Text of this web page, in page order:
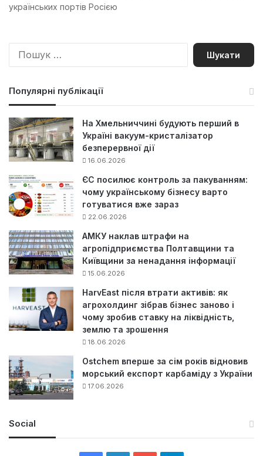
українських портів Росією
П
Популярні публікації
На Хмельниччині будують перший в
Україні вакуум-кристалізатор
безперервної дії
16.06.2026
ЄС посилює контроль за пакуванням:
чому українському бізнесу варто
готуватися вже зараз
22.06.2026
АМКУ наклав штрафи на
агропідприємства Полтавщини та
Київщини за ненадання інформації
15.06.2026
HarvEast після втрати активів: як
агрохолдинг зібрав бізнес заново і
чому зробив ставку на ліквідність,
землю та зрошення
18.06.2026
Ostchem вперше за сім років відновив
морський експорт карбаміду з України
17.06.2026
Social